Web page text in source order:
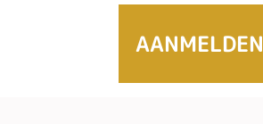
AANMELDEN